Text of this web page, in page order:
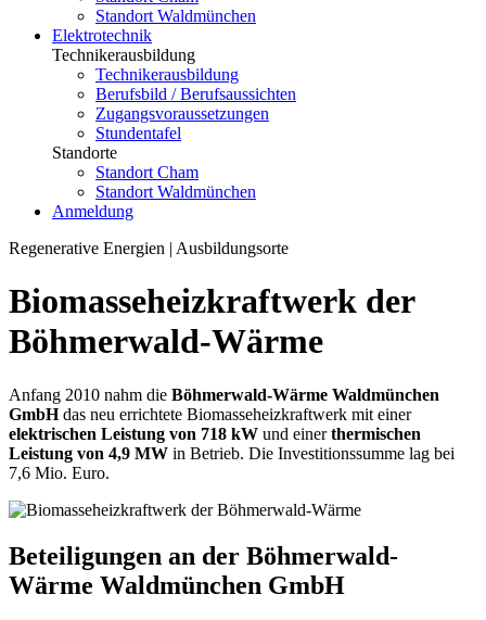
Standort Waldmünchen
Elektro­technik
Technikerausbildung
Technikerausbildung
Berufsbild / Berufsaussichten
Zugangsvoraussetzungen
Stundentafel
Standorte
Standort Cham
Standort Waldmünchen
Anmeldung
Regenerative Energien | Ausbildungsorte
Biomasseheizkraftwerk der
Böhmerwald-Wärme
Anfang 2010 nahm die Böhmerwald-Wärme Waldmünchen
GmbHdas neu errichtete Biomasseheizkraftwerk mit einer
elektrischen Leistung von 718 kW und einerthermischen
Leistung von 4,9 MW in Betrieb. Die Investitionssumme lag bei
7,6 Mio. Euro.
Beteiligungen an der Böhmerwald-
Wärme Waldmünchen GmbH